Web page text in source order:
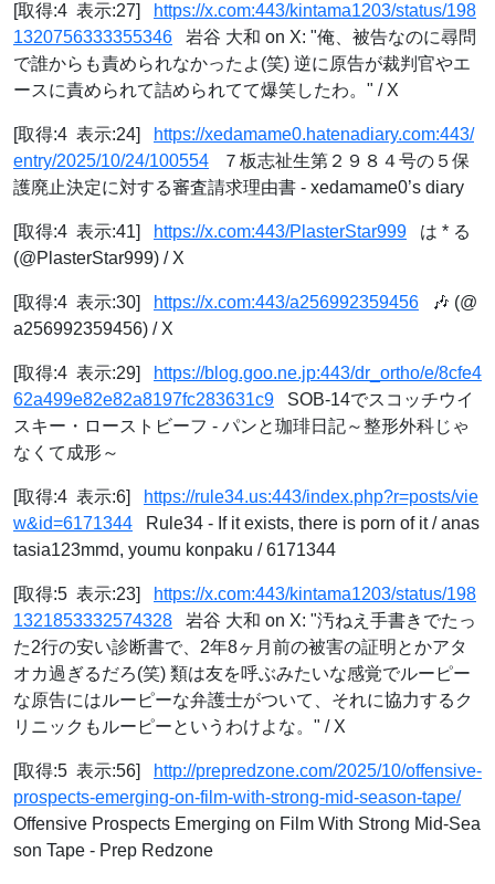
[取得:4 表示:27]
https://x.com:443/kintama1203/status/198
1320756333355346 岩谷 大和 on X: "俺、被告なのに尋問
で誰からも責められなかったよ(笑) 逆に原告が裁判官やエ
ースに責められて詰められてて爆笑したわ。" / X
[取得:4 表示:24]
https://xedamame0.hatenadiary.com:443/
entry/2025/10/24/100554 ７板志祉生第２９８４号の５保
護廃止決定に対する審査請求理由書 - xedamame0’s diary
[取得:4 表示:41] https://x.com:443/PlasterStar999 は * る
(@PlasterStar999) / X
[取得:4 表示:30] https://x.com:443/a256992359456 🎶 (@
a256992359456) / X
[取得:4 表示:29]
https://blog.goo.ne.jp:443/dr_ortho/e/8cfe4
62a499e82e82a8197fc283631c9 SOB-14でスコッチウイ
スキー・ローストビーフ - パンと珈琲日記～整形外科じゃ
なくて成形～
[取得:4 表示:6]
https://rule34.us:443/index.php?r=posts/vie
w&id=6171344 Rule34 - If it exists, there is porn of it / anas
tasia123mmd, youmu konpaku / 6171344
[取得:5 表示:23]
https://x.com:443/kintama1203/status/198
1321853332574328 岩谷 大和 on X: "汚ねえ手書きでたっ
た2行の安い診断書で、2年8ヶ月前の被害の証明とかアタ
オカ過ぎるだろ(笑) 類は友を呼ぶみたいな感覚でルーピー
な原告にはルーピーな弁護士がついて、それに協力するク
リニックもルーピーというわけよな。" / X
[取得:5 表示:56]
http://prepredzone.com/2025/10/offensive-
prospects-emerging-on-film-with-strong-mid-season-tape/
Offensive Prospects Emerging on Film With Strong Mid-Sea
son Tape - Prep Redzone